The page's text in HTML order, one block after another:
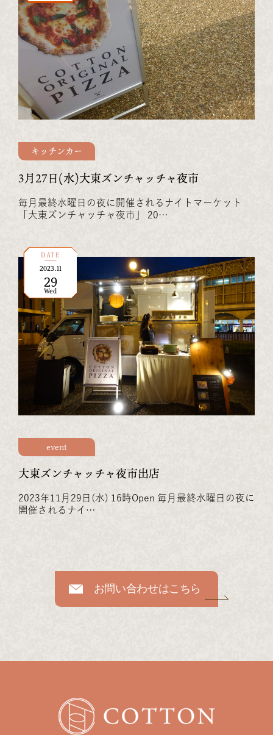
キッチンカー
3月27日(水)大東ズンチャッチャ夜市
毎月最終水曜日の夜に開催されるナイトマーケット
「大東ズンチャッチャ夜市」 20…
DATE
2023.11
29
Wed
event
大東ズンチャッチャ夜市出店
2023年11月29日(水) 16時Open 毎月最終水曜日の夜に
開催されるナイ…
お問い合わせはこちら